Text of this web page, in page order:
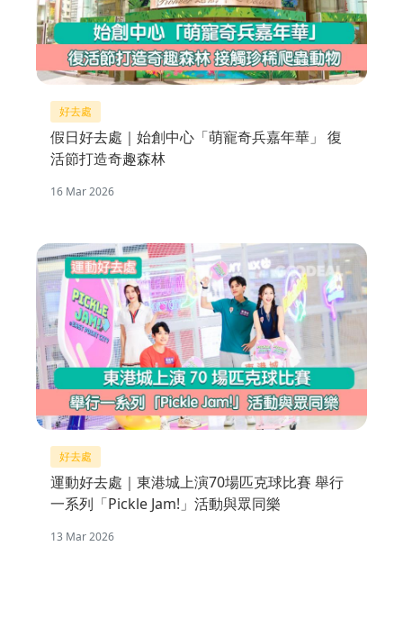
好去處
假日好去處｜始創中心「萌寵奇兵嘉年華」 復
活節打造奇趣森林
16 Mar 2026
好去處
運動好去處｜東港城上演70場匹克球比賽 舉行
一系列「Pickle Jam!」活動與眾同樂
13 Mar 2026